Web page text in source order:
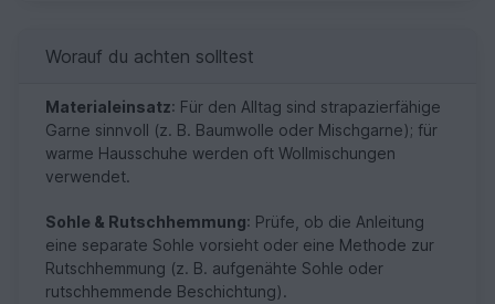
Worauf du achten solltest
Materialeinsatz: Für den Alltag sind strapazierfähige
Garne sinnvoll (z. B. Baumwolle oder Mischgarne); für
warme Hausschuhe werden oft Wollmischungen
verwendet.
Sohle & Rutschhemmung: Prüfe, ob die Anleitung
eine separate Sohle vorsieht oder eine Methode zur
Rutschhemmung (z. B. aufgenähte Sohle oder
rutschhemmende Beschichtung).